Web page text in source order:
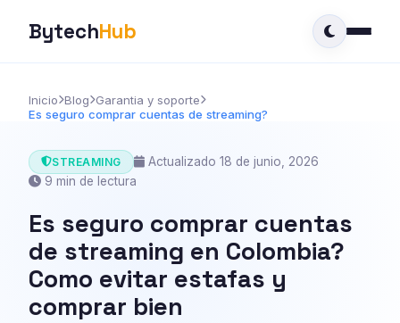
BytechHub
Inicio Blog Garantia y soporte
Es seguro comprar cuentas de streaming?
STREAMING
Actualizado 18 de junio, 2026
9 min de lectura
Es seguro comprar cuentas
de streaming en Colombia?
Como evitar estafas y
comprar bien